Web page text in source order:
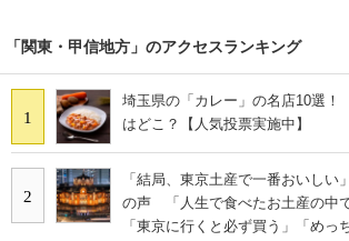
「関東・甲信地方」のアクセスランキング
1
埼玉県の「カレー」の名店10選
はどこ？【人気投票実施中】
2
「結局、東京土産で一番おいしい
の声 「人生で食べたお土産の中
「東京に行くと必ず買う」「めっ